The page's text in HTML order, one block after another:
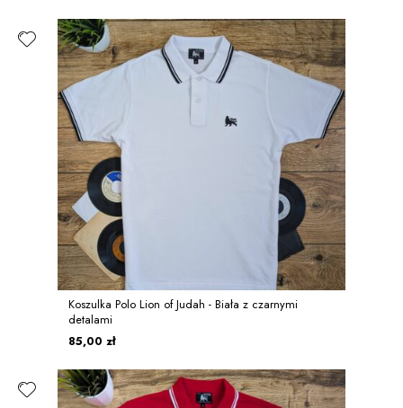
Koszulka Polo Lion of Judah - Biała z czarnymi
detalami
85,00 zł